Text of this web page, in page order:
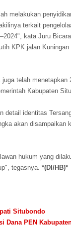
melakukan
terkait
kata Juru
KPK jalan
telah menetapkan
Kabupaten
detail identitas
akan
hukum yang
tegasnya. *(DI/HB)*
Situbondo
Dana PEN